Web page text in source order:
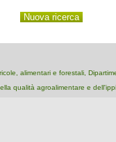
alimentari e forestali,
qualità agroalimentare e